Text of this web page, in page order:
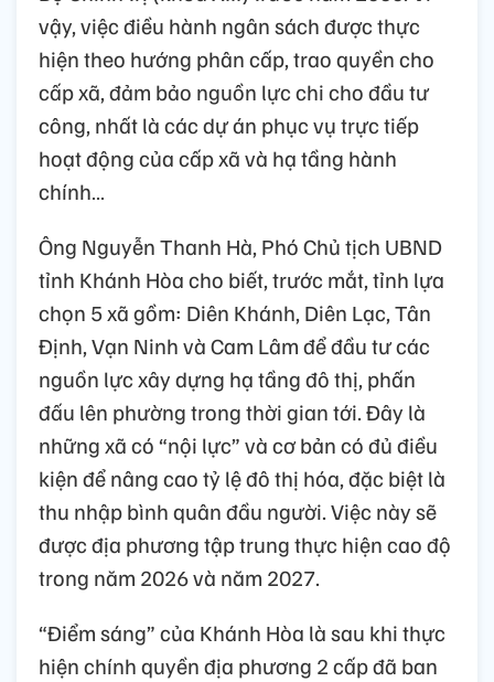
vậy, việc điều hành ngân sách được thực
hiện theo hướng phân cấp, trao quyền cho
cấp xã, đảm bảo nguồn lực chi cho đầu tư
công, nhất là các dự án phục vụ trực tiếp
hoạt động của cấp xã và hạ tầng hành
chính…
Ông Nguyễn Thanh Hà, Phó Chủ tịch UBND
tỉnh Khánh Hòa cho biết, trước mắt, tỉnh lựa
chọn 5 xã gồm: Diên Khánh, Diên Lạc, Tân
Định, Vạn Ninh và Cam Lâm để đầu tư các
nguồn lực xây dựng hạ tầng đô thị, phấn
đấu lên phường trong thời gian tới. Đây là
những xã có “nội lực” và cơ bản có đủ điều
kiện để nâng cao tỷ lệ đô thị hóa, đặc biệt là
thu nhập bình quân đầu người. Việc này sẽ
được địa phương tập trung thực hiện cao độ
trong năm 2026 và năm 2027.
“Điểm sáng” của Khánh Hòa là sau khi thực
hiện chính quyền địa phương 2 cấp đã ban